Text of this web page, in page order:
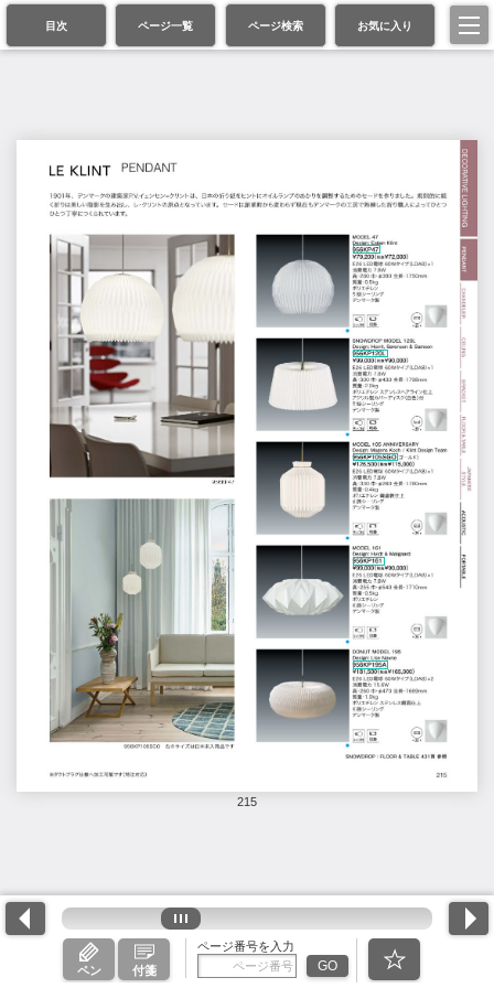
目次 ページ一覧 ページ検索 お気に入り
215
ペン 付箋
ページ番号を入力
GO